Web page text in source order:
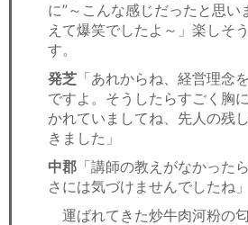
に”～こんな感じだったと思い
えて爆笑でしたよ～」楽しそ
す。
発芝 「あれからね、経営理念
ですよ。そうしたらすごく胸
かれていましてね、先人の残
きました」
中郡 「講師の教えがなかった
さには気づけませんでしたね」
運ばれてきた炒牛肉河粉の